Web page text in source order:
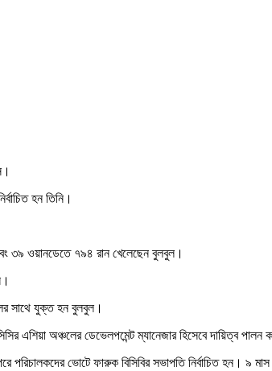
হন তিনি।
৩৯ ওয়ানডেতে ৭৯৪ রান খেলেছেন বুলবুল।
সাথে যুক্ত হন বুলবুল।
এশিয়া অঞ্চলের ডেভেলপমেন্ট ম্যানেজার হিসেবে দায়িত্ব পালন
ভোটে ফারুক বিসিবির সভাপতি নির্বাচিত হন। ৯